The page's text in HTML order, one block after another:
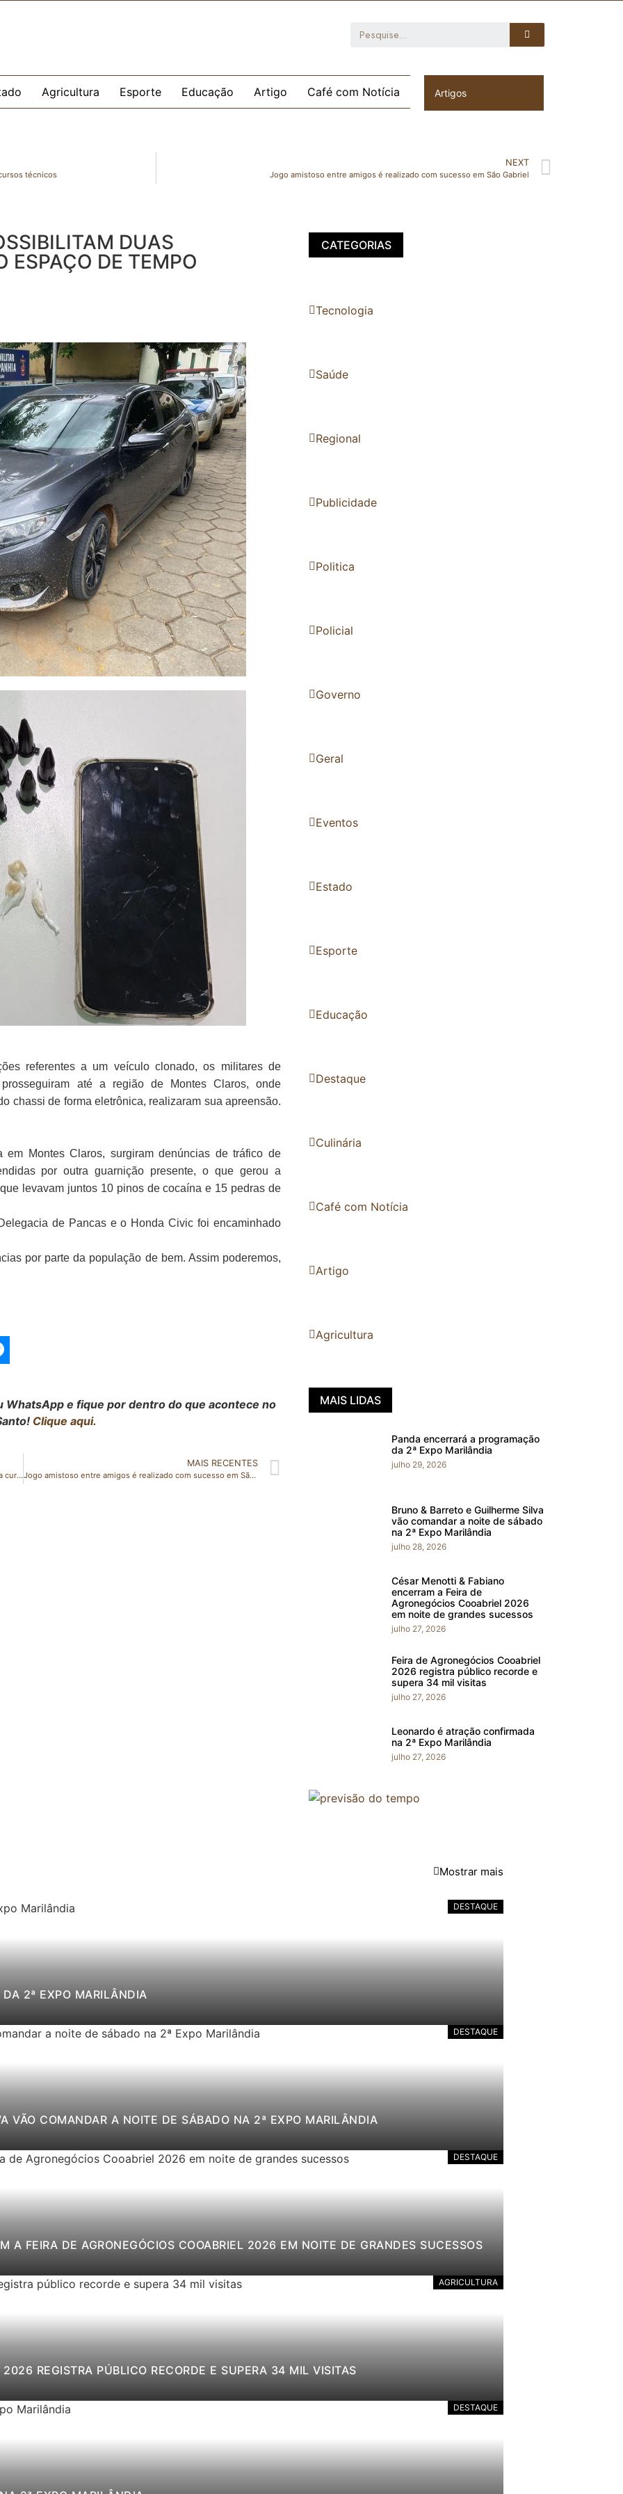
Agricultura Esporte Educação Artigo Café com Notícia Artigos
técnicos
NEXT
Jogo amistoso entre amigos é realizado com sucesso em São Gabriel
DUAS
ESPAÇO DE TEMPO
referentes a um veículo clonado, os militares de
até a região de Montes Claros, onde
chassi de forma eletrônica, realizaram sua apreensão.
Montes Claros, surgiram denúncias de tráfico de
por outra guarnição presente, o que gerou a
levavam juntos 10 pinos de cocaína e 15 pedras de
de Pancas e o Honda Civic foi encaminhado
por parte da população de bem. Assim poderemos,
WhatsApp e fique por dentro do que acontece no
Clique aqui.
Governo do Espírito Santo lança programa de bolsas para cursos técnicos
MAIS RECENTES
Jogo amistoso entre amigos é realizado com sucesso em São Gabriel
CATEGORIAS
Tecnologia
Saúde
Regional
Publicidade
Politica
Policial
Governo
Geral
Eventos
Estado
Esporte
Educação
Destaque
Culinária
Café com Notícia
Artigo
Agricultura
MAIS LIDAS
Panda encerrará a programação
da 2ª Expo Marilândia
julho 29, 2026
Bruno & Barreto e Guilherme Silva
vão comandar a noite de sábado
na 2ª Expo Marilândia
julho 28, 2026
César Menotti & Fabiano
encerram a Feira de
Agronegócios Cooabriel 2026
em noite de grandes sucessos
julho 27, 2026
Feira de Agronegócios Cooabriel
2026 registra público recorde e
supera 34 mil visitas
julho 27, 2026
Leonardo é atração confirmada
na 2ª Expo Marilândia
julho 27, 2026
Mostrar mais
DESTAQUE
DA 2ª EXPO MARILÂNDIA
DESTAQUE
VÃO COMANDAR A NOITE DE SÁBADO NA 2ª EXPO MARILÂNDIA
DESTAQUE
A FEIRA DE AGRONEGÓCIOS COOABRIEL 2026 EM NOITE DE GRANDES SUCESSOS
AGRICULTURA
REGISTRA PÚBLICO RECORDE E SUPERA 34 MIL VISITAS
DESTAQUE